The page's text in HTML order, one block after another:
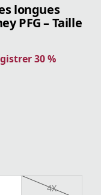
longues
PFG – Taille
30 %
4X